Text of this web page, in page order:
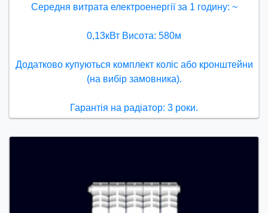
Середня витрата електроенергії за 1 годину: ~
0,13кВт Висота: 580м
Додатково купуються комплект коліс або кронштейни
(на вибір замовника).
Гарантія на радіатор: 3 роки.